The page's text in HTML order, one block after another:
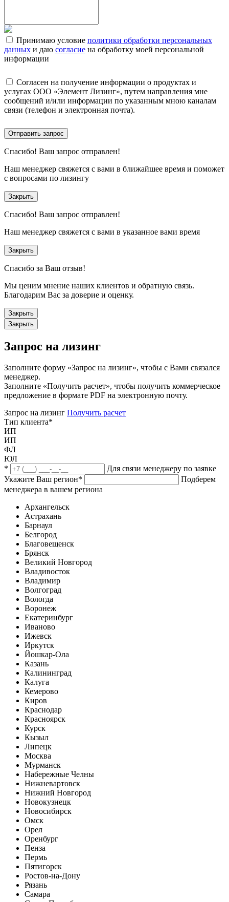
Принимаю условие политики обработки персональных
данных и даю согласие на обработку моей персональной
информации
Согласен на получение информации о продуктах и
услугах ООО «Элемент Лизинг», путем направления мне
сообщений и/или информации по указанным мною каналам
связи (телефон и электронная почта).
Отправить запрос
Спасибо! Ваш запрос отправлен!
Наш менеджер свяжется с вами в ближайшее время и поможет
с вопросами по лизингу
Закрыть
Спасибо! Ваш запрос отправлен!
Наш менеджер свяжется с вами в указанное вами время
Закрыть
Спасибо за Ваш отзыв!
Мы ценим мнение наших клиентов и обратную связь.
Благодарим Вас за доверие и оценку.
Закрыть
Закрыть
Запрос на лизинг
Заполните форму «Запрос на лизинг», чтобы с Вами связался
менеджер.
Заполните «Получить расчет», чтобы получить коммерческое
предложение в формате PDF на электронную почту.
Запрос на лизинг Получить расчет
Тип клиента*
ИП
ИП
ФЛ
ЮЛ
*
Для связи менеджеру по заявке
Укажите Ваш регион*
Подберем
менеджера в вашем региона
Архангельск
Астрахань
Барнаул
Белгород
Благовещенск
Брянск
Великий Новгород
Владивосток
Владимир
Волгоград
Вологда
Воронеж
Екатеринбург
Иваново
Ижевск
Иркутск
Йошкар-Ола
Казань
Калининград
Калуга
Кемерово
Киров
Краснодар
Красноярск
Курск
Кызыл
Липецк
Москва
Мурманск
Набережные Челны
Нижневартовск
Нижний Новгород
Новокузнецк
Новосибирск
Омск
Орел
Оренбург
Пенза
Пермь
Пятигорск
Ростов-на-Дону
Рязань
Самара